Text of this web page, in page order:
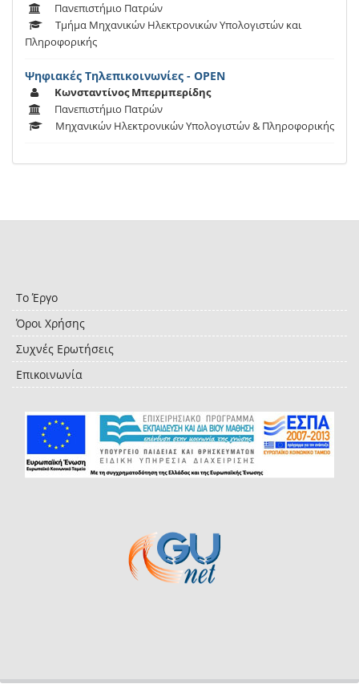
Πανεπιστήμιο Πατρών
Τμήμα Μηχανικών Ηλεκτρονικών Υπολογιστών και
Πληροφορικής
Ψηφιακές Τηλεπικοινωνίες - OPEN
Κωνσταντίνος Μπερμπερίδης
Πανεπιστήμιο Πατρών
Μηχανικών Ηλεκτρονικών Υπολογιστών & Πληροφορικής
Το Έργο
Όροι Χρήσης
Συχνές Ερωτήσεις
Επικοινωνία